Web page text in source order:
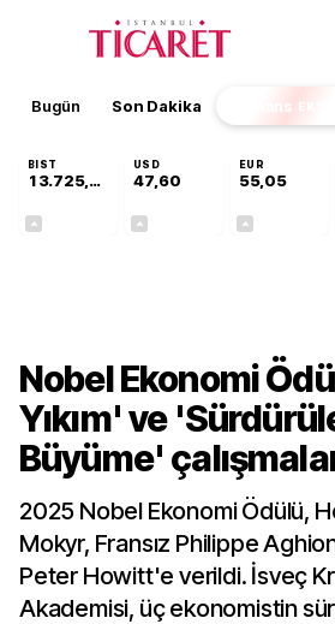
Bugün Son Dakika Finans
BIST
13.725,19
USD
47,60
EUR
55,05
Nobel Ekonomi
Yıkım' ve
Büyüme'
2025 Nobel Ekonomi Ödülü,
Mokyr, Fransız Philippe
Peter Howitt'e verildi. İsveç
Akademisi, üç ekonomistin